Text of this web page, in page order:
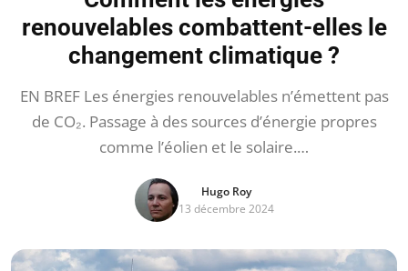
renouvelables combattent-elles le
changement climatique ?
EN BREF Les énergies renouvelables n’émettent pas
de CO₂. Passage à des sources d’énergie propres
comme l’éolien et le solaire.…
Hugo Roy
13 décembre 2024